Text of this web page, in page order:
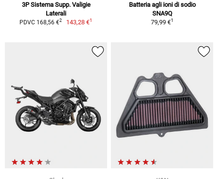
3P Sistema Supp. Valigie
Laterali
PDVC 168,56 €2 143,28 €1
Batteria agli ioni di sodio
SNA9Q
79,99 €1